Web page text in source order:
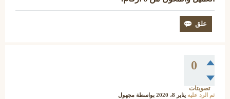
0
تصويتات
تم الرد عليه يناير 8، 2020 بواسطة مجهول